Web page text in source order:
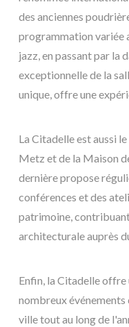
des anciennes
programmation variée
jazz, en passant par la
exceptionnelle de la
unique, offre une
La Citadelle est aussi
Metz et de la Maison
dernière propose
conférences et des
patrimoine,
architecturale auprès
Enfin, la Citadelle
nombreux
ville tout au long de